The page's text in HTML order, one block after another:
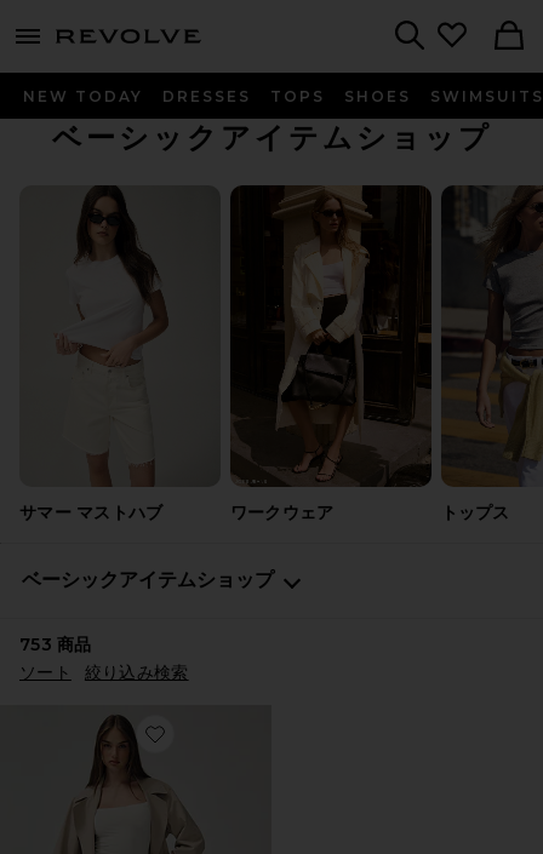
menu - shows more content
NEW TODAY DRESSES TOPS SHOES SWIMSUITS
ベーシックアイテムショップ
サマー マストハブ ワークウェア トップス
ベーシックアイテムショップ
753 商品
ソート
絞り込み検索
Favorite 90年代風タンクトップミニドレス